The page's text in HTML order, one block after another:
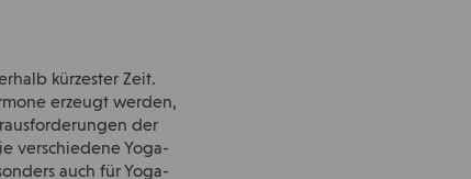
kürzester Zeit.
erzeugt werden,
der
verschiedene Yoga-
auch für Yoga-